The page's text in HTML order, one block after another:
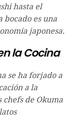
hasta el
bocado es una
japonesa.
la Cocina
se ha forjado a
a la
chefs de Okuma